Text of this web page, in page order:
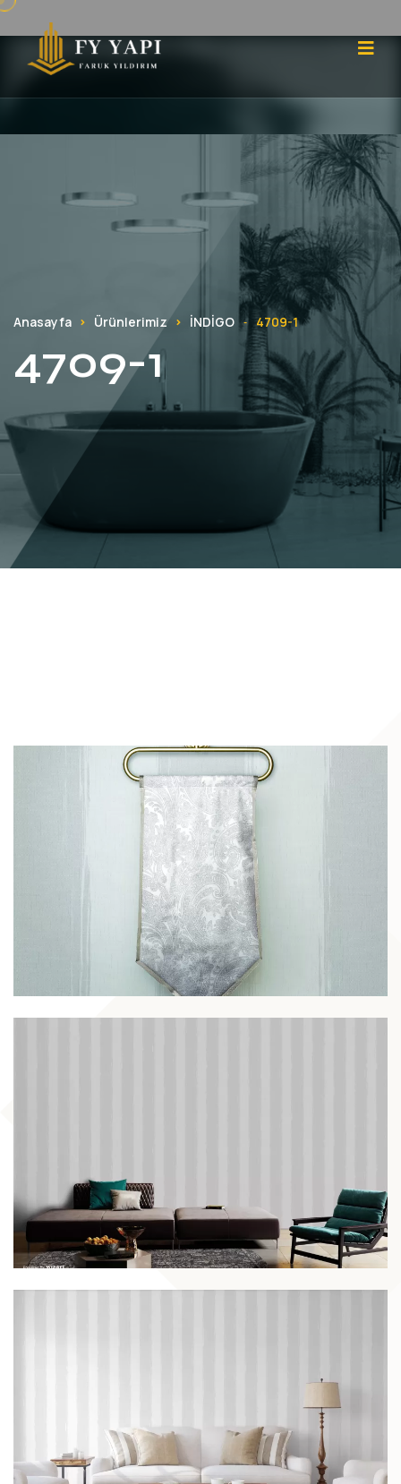
Anasayfa Ürünlerimiz İNDİGO - 4709-1
4709-1